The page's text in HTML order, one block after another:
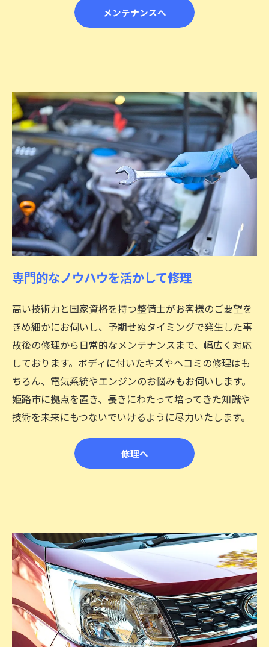
メンテナンスへ
専門的なノウハウを活かして修理
高い技術力と国家資格を持つ整備士がお客様のご要望を
きめ細かにお伺いし、予期せぬタイミングで発生した事
故後の修理から日常的なメンテナンスまで、幅広く対応
しております。ボディに付いたキズやヘコミの修理はも
ちろん、電気系統やエンジンのお悩みもお伺いします。
姫路市に拠点を置き、長きにわたって培ってきた知識や
技術を未来にもつないでいけるように尽力いたします。
修理へ